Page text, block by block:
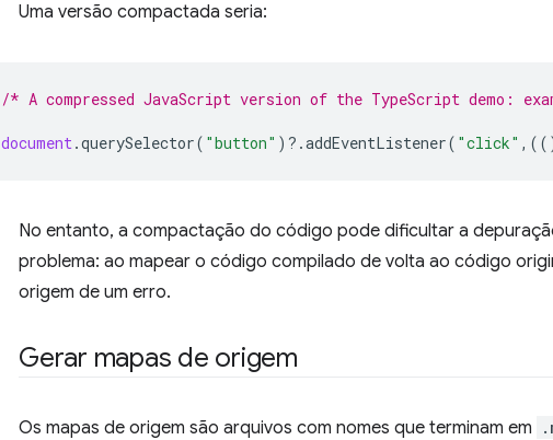
Uma versão compactada seria:
/* A compressed JavaScript version of the TypeScript demo:
document.querySelector( "button" ) ? .addEventListener( "click"
No entanto, a compactação do código pode dificultar a
problema: ao mapear o código compilado de volta ao código
origem de um erro.
Gerar mapas de origem
Os mapas de origem são arquivos com nomes que terminam em